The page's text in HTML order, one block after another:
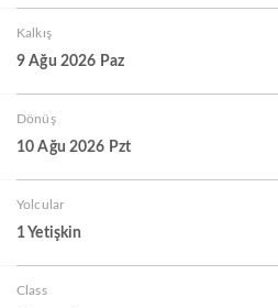
Kalkış
9 Ağu 2026 Paz
Dönüş
10 Ağu 2026 Pzt
Yolcular
1 Yetişkin
Class